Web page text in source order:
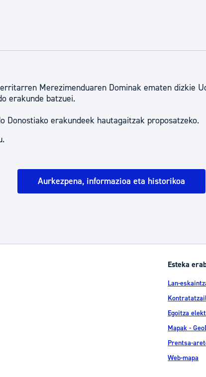
Berdintasuna,
Kultura
Turismoa
Iragarki ofizialen taula
Merezimenduaren Dominak ematen dizkie
erakunde batzuei.
erakundeek hautagaitzak proposatzeko.
Aurkezpena, informazioa eta historikoa
Esteka
Lan-
Egoitza
Mapak -
Prentsa-
Web-mapa